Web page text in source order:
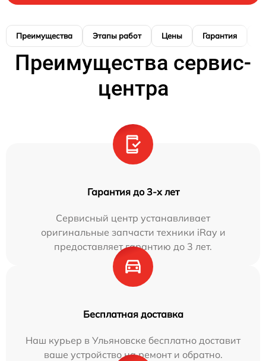
Преимущества Этапы работ Цены Гарантия
Преимущества сервис-
центра
Гарантия до 3-х лет
Сервисный центр устанавливает
оригинальные запчасти техники iRay и
предоставляет гарантию до 3 лет.
Бесплатная доставка
Наш курьер в Ульяновске бесплатно доставит
ваше устройство на ремонт и обратно.